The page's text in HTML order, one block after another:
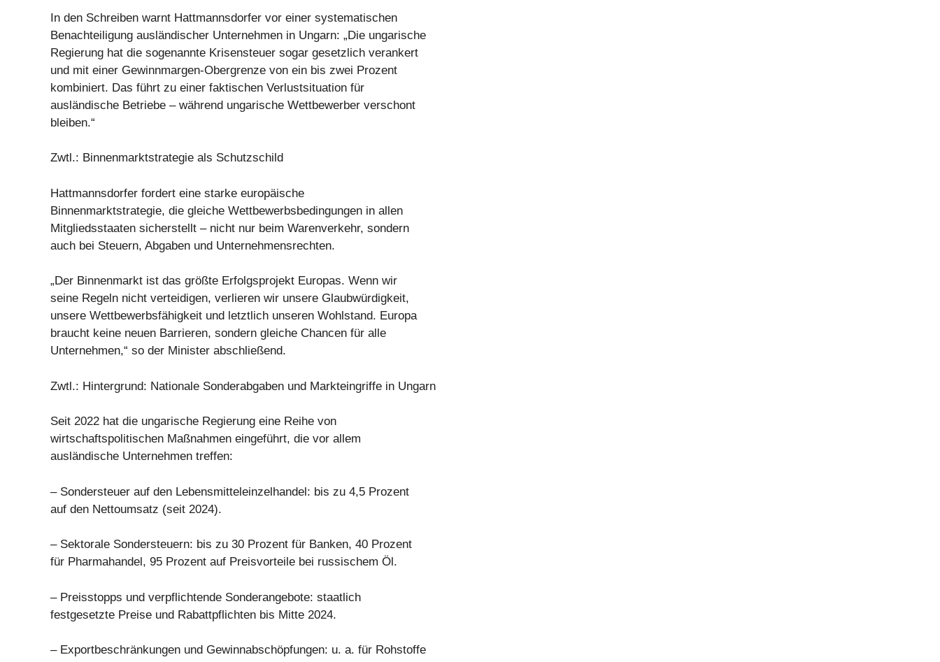
In den Schreiben warnt Hattmannsdorfer vor einer systematischen
Benachteiligung ausländischer Unternehmen in Ungarn: „Die ungarische
Regierung hat die sogenannte Krisensteuer sogar gesetzlich verankert
und mit einer Gewinnmargen-Obergrenze von ein bis zwei Prozent
kombiniert. Das führt zu einer faktischen Verlustsituation für
ausländische Betriebe – während ungarische Wettbewerber verschont
bleiben.“
Zwtl.: Binnenmarktstrategie als Schutzschild
Hattmannsdorfer fordert eine starke europäische
Binnenmarktstrategie, die gleiche Wettbewerbsbedingungen in allen
Mitgliedsstaaten sicherstellt – nicht nur beim Warenverkehr, sondern
auch bei Steuern, Abgaben und Unternehmensrechten.
„Der Binnenmarkt ist das größte Erfolgsprojekt Europas. Wenn wir
seine Regeln nicht verteidigen, verlieren wir unsere Glaubwürdigkeit,
unsere Wettbewerbsfähigkeit und letztlich unseren Wohlstand. Europa
braucht keine neuen Barrieren, sondern gleiche Chancen für alle
Unternehmen,“ so der Minister abschließend.
Zwtl.: Hintergrund: Nationale Sonderabgaben und Markteingriffe in Ungarn
Seit 2022 hat die ungarische Regierung eine Reihe von
wirtschaftspolitischen Maßnahmen eingeführt, die vor allem
ausländische Unternehmen treffen:
– Sondersteuer auf den Lebensmitteleinzelhandel: bis zu 4,5 Prozent
auf den Nettoumsatz (seit 2024).
– Sektorale Sondersteuern: bis zu 30 Prozent für Banken, 40 Prozent
für Pharmahandel, 95 Prozent auf Preisvorteile bei russischem Öl.
– Preisstopps und verpflichtende Sonderangebote: staatlich
festgesetzte Preise und Rabattpflichten bis Mitte 2024.
– Exportbeschränkungen und Gewinnabschöpfungen: u. a. für Rohstoffe